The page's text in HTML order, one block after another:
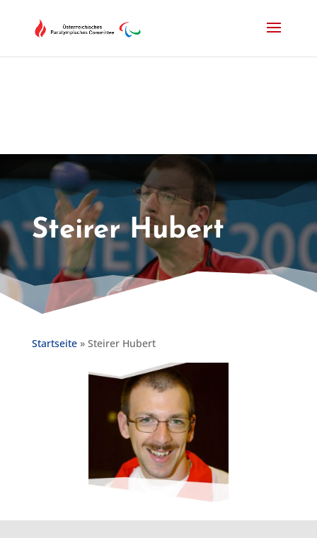
Steirer Hubert
Startseite» Steirer Hubert